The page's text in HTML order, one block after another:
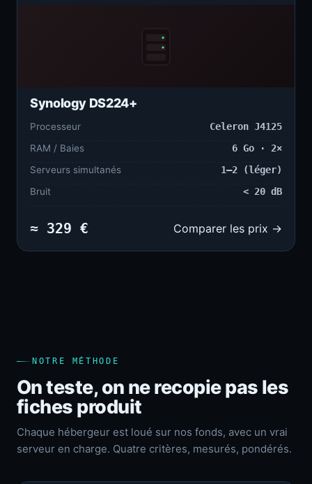
Synology DS224+
Processeur
Celeron J4125
RAM / Baies
6 Go · 2×
Serveurs simultanés
1–2 (léger)
Bruit
< 20 dB
≈ 329 € Comparer les prix →
NOTRE MÉTHODE
On teste, on ne recopie pas les
fiches produit
Chaque hébergeur est loué sur nos fonds, avec un vrai
serveur en charge. Quatre critères, mesurés, pondérés.